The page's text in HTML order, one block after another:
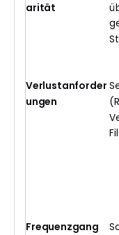
arität
Verlustanforder
ungen
Frequenzgang